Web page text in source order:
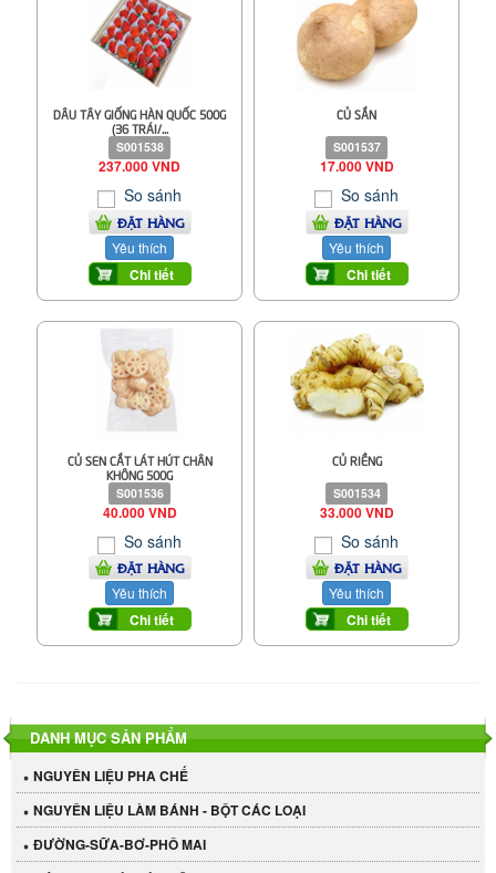
DÂU TÂY GIỐNG HÀN QUỐC 500G
(36 TRÁI/...
S001538
237.000 VND
So sánh
ĐẶT HÀNG
Yêu thích
Chi tiết
CỦ SẮN
S001537
17.000 VND
So sánh
ĐẶT HÀNG
Yêu thích
Chi tiết
CỦ SEN CẮT LÁT HÚT CHÂN
KHÔNG 500G
S001536
40.000 VND
So sánh
ĐẶT HÀNG
Yêu thích
Chi tiết
CỦ RIỀNG
S001534
33.000 VND
So sánh
ĐẶT HÀNG
Yêu thích
Chi tiết
DANH MỤC SẢN PHẨM
NGUYÊN LIỆU PHA CHẾ
NGUYÊN LIỆU LÀM BÁNH - BỘT CÁC LOẠI
ĐƯỜNG-SỮA-BƠ-PHÔ MAI